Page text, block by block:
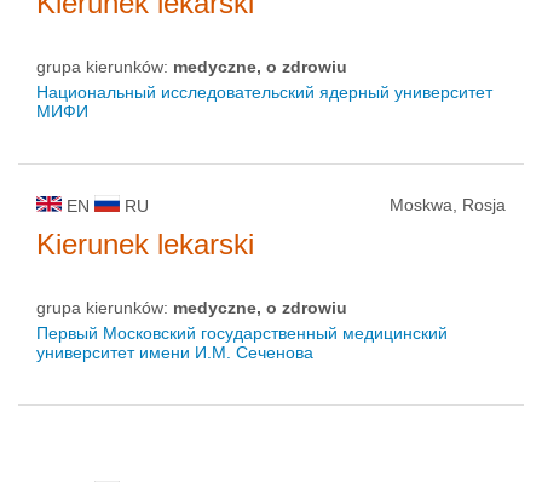
grupa kierunków: medyczne, o zdrowiu
Национальный исследовательский ядерный университет
МИФИ
EN RU Moskwa, Rosja
Kierunek lekarski
grupa kierunków: medyczne, o zdrowiu
Первый Московский государственный медицинский
университет имени И.М. Сеченова